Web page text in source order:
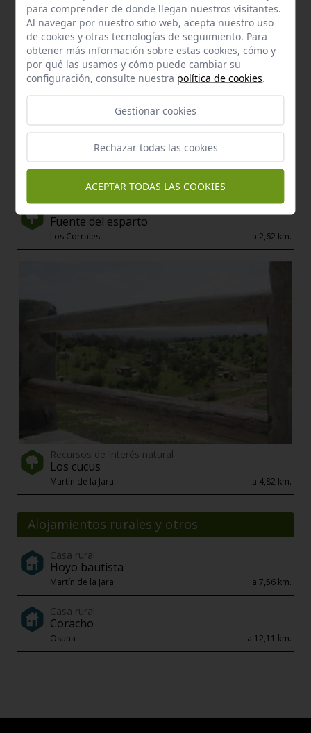
Fuente del esparto
Los Corrales a 2,62 km.
Recursos de Interés natural
Los cucus
Martín de la Jara a 4,82 km.
Alojamientos rurales y otros
Casa rural
Hoyo bautista
Martín de la Jara a 7,56 km.
Casa rural
Coracho
Osuna a 12,11 km.
para comprender de donde llegan nuestros visitantes.
Al navegar por nuestro sitio web, acepta nuestro uso
de cookies y otras tecnologías de seguimiento. Para
obtener más información sobre estas cookies, cómo y
por qué las usamos y cómo puede cambiar su
configuración, consulte nuestra política de cookies.
Gestionar cookies
Rechazar todas las cookies
ACEPTAR TODAS LAS COOKIES